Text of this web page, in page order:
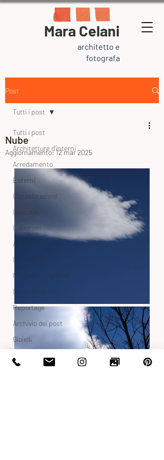
Mara Celani
architetto e
fotografa
Post
Tutti i post
Architetture d'interni
Arredamento
Esterni
Considerazioni
Immobili
Collezioni
Arte e artisti
Ispirazione
Progetti fotografici
Le mie mostre
Reportage
Archivio dei post
Gioielli
Tutti i post
Nube
Aggiornamento:12 mar 2025